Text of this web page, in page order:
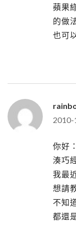
蘋果
的做
也可
2010-
你好：
湊巧
我最
想請
不知
都還